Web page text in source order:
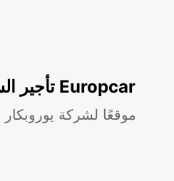
تأجير السيارات في قطر مع Europcar
موقعًا لشركة